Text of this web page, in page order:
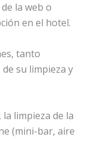
la web o
en el hotel.
tanto
su limpieza y
limpieza de la
(mini-bar, aire